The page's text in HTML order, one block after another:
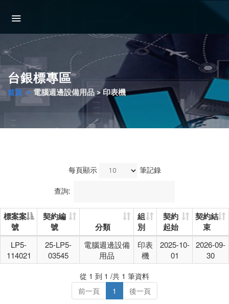
台銀標專區
首頁 電腦週邊設備用品 > 印表機
每頁顯示 筆記錄
查詢:
標案案
號
契約編
號
分類
組
別
契約
起始
契約結
束
LP5-
114021
25-LP5-
03545
電腦週邊設備
用品
印表
機
2025-10-
01
2026-09-
30
從 1 到 1 /共 1 筆資料
前一頁
1 後一頁